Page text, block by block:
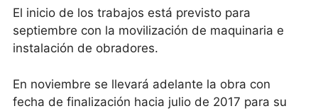
El inicio de los trabajos está previsto para
septiembre con la movilización de maquinaria e
instalación de obradores.
En noviembre se llevará adelante la obra con
fecha de finalización hacia julio de 2017 para su